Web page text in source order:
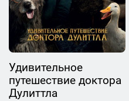
Удивительное
путешествие доктора
Дулиттла